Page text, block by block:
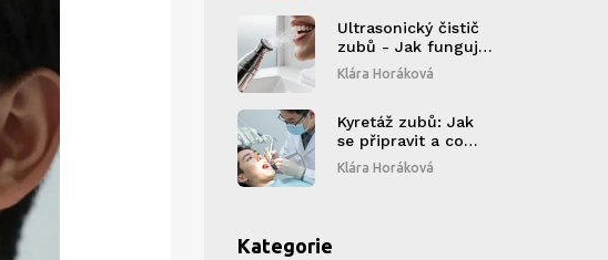
Ultrasonický čistič
zubů - Jak funguje
a proč se stává
trendem
Klára Horáková
Kyretáž zubů: Jak
se připravit a co
očekávat
Klára Horáková
Kategorie